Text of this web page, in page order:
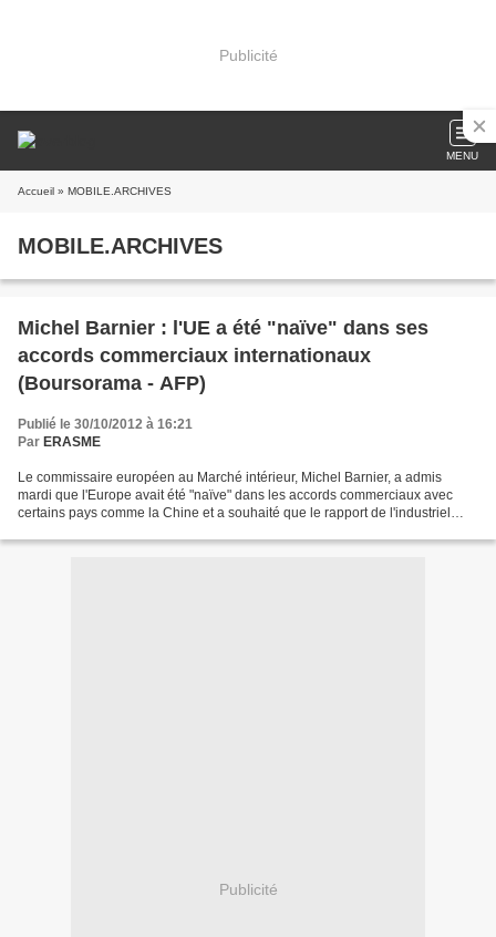
Publicité
MENU
Accueil » MOBILE.ARCHIVES
MOBILE.ARCHIVES
Michel Barnier : l'UE a été "naïve" dans ses
accords commerciaux internationaux
(Boursorama - AFP)
Publié le 30/10/2012 à 16:21
Par ERASME
Le commissaire européen au Marché intérieur, Michel Barnier, a admis
mardi que l'Europe avait été "naïve" dans les accords commerciaux avec
certains pays comme la Chine et a souhaité que le rapport de l'industriel
Publicité